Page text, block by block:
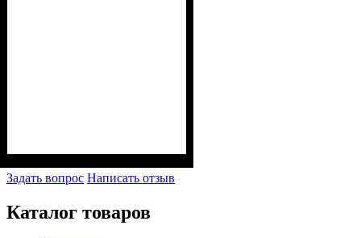
Задать вопрос Написать отзыв
Каталог товаров